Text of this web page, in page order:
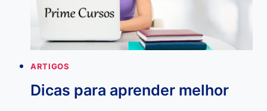
ARTIGOS
Dicas para aprender melhor